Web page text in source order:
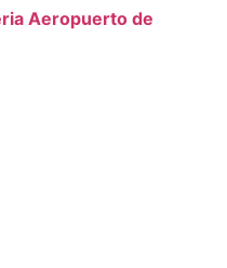
Aeropuerto de